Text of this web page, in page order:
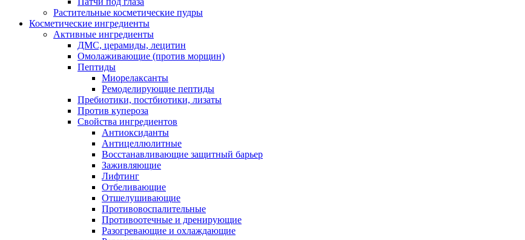
Растительные косметические пудры
Косметические ингредиенты
Активные ингредиенты
ДМС, церамиды, лецитин
Омолаживающие (против морщин)
Пептиды
Миорелаксанты
Ремоделирующие пептиды
Пребиотики, постбиотики, лизаты
Против купероза
Свойства ингредиентов
Антиоксиданты
Антицеллюлитные
Восстанавливающие защитный барьер
Заживляющие
Лифтинг
Отбеливающие
Отшелушивающие
Противовоспалительные
Противоотечные и дренирующие
Разогревающие и охлаждающие